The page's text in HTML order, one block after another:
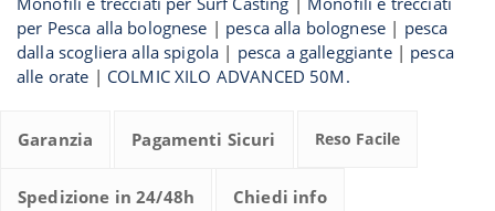
per Pesca alla bolognese | pesca alla bolognese | pesca
dalla scogliera alla spigola | pesca a galleggiante| pesca
alle orate | COLMIC XILO ADVANCED 50M.
Garanzia Pagamenti Sicuri Reso Facile
Spedizione in 24/48h Chiedi info